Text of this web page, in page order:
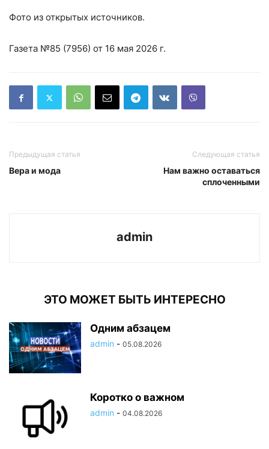
Фото из открытых источников.
Газета №85 (7956) от 16 мая 2026 г.
Предыдущая статья
Вера и мода
Следующая статья
Нам важно оставаться
сплоченными
admin
ЭТО МОЖЕТ БЫТЬ ИНТЕРЕСНО
Одним абзацем
admin - 05.08.2026
Коротко о важном
admin - 04.08.2026